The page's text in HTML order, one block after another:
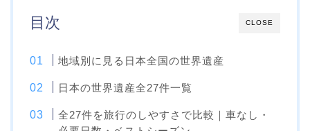
CLOSE
目次
地域別に見る日本全国の世界遺産
日本の世界遺産全27件一覧
全27件を旅行のしやすさで比較｜車なし・